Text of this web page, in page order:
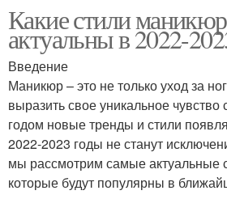
Какие стили
актуальны в 2022-
Введение
Маникюр – это не только уход за
выразить свое уникальное
годом новые тренды и стили
2022-2023 годы не станут
мы рассмотрим самые актуальные
которые будут популярны в